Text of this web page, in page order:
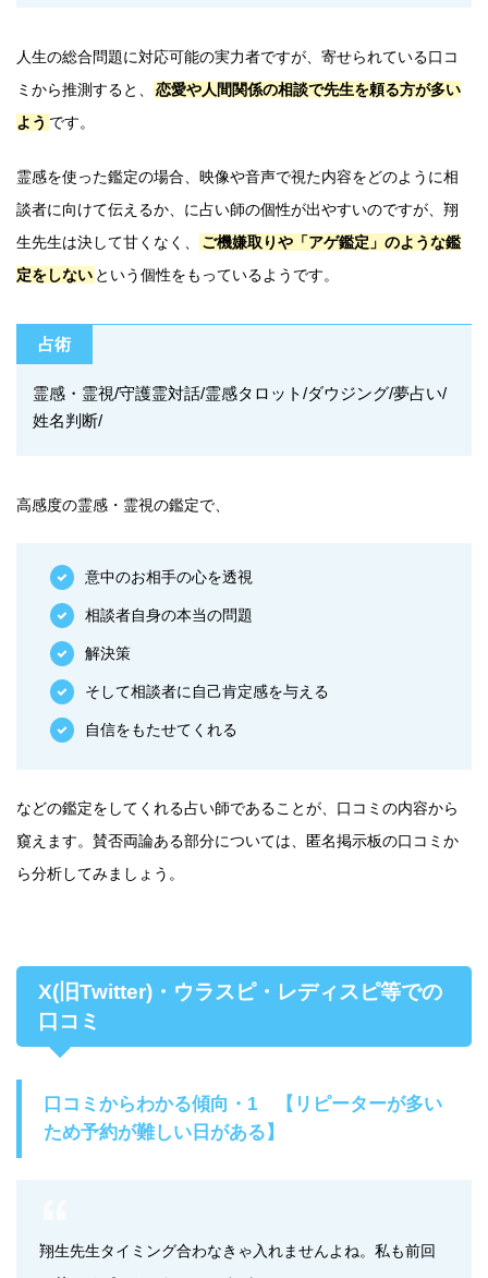
人生の総合問題に対応可能の実力者ですが、寄せられている口コ
ミから推測すると、
恋愛や人間関係の相談で先生を頼る方が多い
よう です。
霊感を使った鑑定の場合、映像や音声で視た内容をどのように相
談者に向けて伝えるか、に占い師の個性が出やすいのですが、翔
生先生は決して甘くなく、
ご機嫌取りや「アゲ鑑定」のような鑑
定をしない という個性をもっているようです。
占術
霊感・霊視/守護霊対話/霊感タロット/ダウジング/夢占い/
姓名判断/
高感度の霊感・霊視の鑑定で、
意中のお相手の心を透視
相談者自身の本当の問題
解決策
そして相談者に自己肯定感を与える
自信をもたせてくれる
などの鑑定をしてくれる占い師であることが、口コミの内容から
窺えます。賛否両論ある部分については、匿名掲示板の口コミか
ら分析してみましょう。
X(旧Twitter)・ウラスピ・レディスピ等での
口コミ
口コミからわかる傾向・1 【リピーターが多い
ため予約が難しい日がある】
翔生先生タイミング合わなきゃ入れませんよね。私も前回